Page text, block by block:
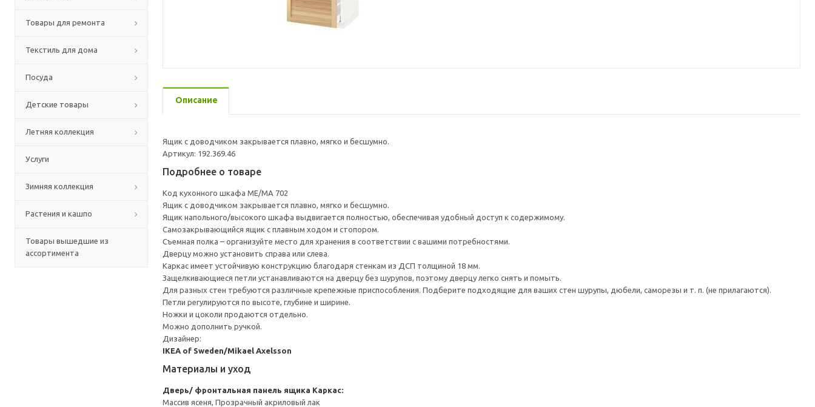
Товары для ремонта
Текстиль для дома
Посуда
Детские товары
Летняя коллекция
Услуги
Зимняя коллекция
Растения и кашпо
Товары вышедшие из
ассортимента
Описание
Ящик с доводчиком закрывается плавно, мягко и бесшумно.
Артикул: 192.369.46
Подробнее о товаре
Код кухонного шкафа ME/MA 702
Ящик с доводчиком закрывается плавно, мягко и бесшумно.
Ящик напольного/высокого шкафа выдвигается полностью, обеспечивая удобный доступ к содержимому.
Cамозакрывающийся ящик с плавным ходом и стопором.
Съемная полка – организуйте место для хранения в соответствии с вашими потребностями.
Дверцу можно установить справа или слева.
Каркас имеет устойчивую конструкцию благодаря стенкам из ДСП толщиной 18 мм.
Защелкивающиеся петли устанавливаются на дверцу без шурупов, поэтому дверцу легко снять и помыть.
Для разных стен требуются различные крепежные приспособления. Подберите подходящие для ваших стен шурупы, дюбели, саморезы и т. п. (не прилагаются).
Петли регулируются по высоте, глубине и ширине.
Ножки и цоколи продаются отдельно.
Можно дополнить ручкой.
Дизайнер:
IKEA of Sweden/Mikael Axelsson
Материалы и уход
Дверь/ фронтальная панель ящика Каркас:
Массив ясеня, Прозрачный акриловый лак